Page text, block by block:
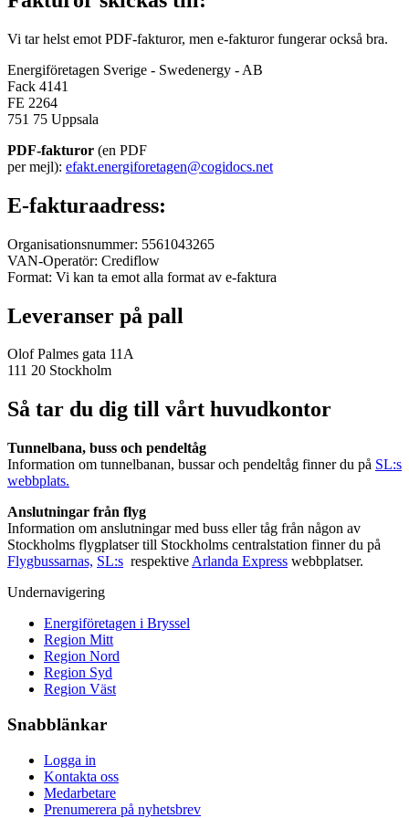
Vi tar helst emot PDF-fakturor, men e-fakturor fungerar också bra.
Energiföretagen Sverige - Swedenergy - AB
Fack 4141
FE 2264
751 75 Uppsala
PDF-fakturor (en PDF
per mejl): efakt.energiforetagen@cogidocs.net
E-fakturaadress:
Organisationsnummer: 5561043265
VAN-Operatör: Crediflow
Format: Vi kan ta emot alla format av e-faktura
Leveranser på pall
Olof Palmes gata 11A
111 20 Stockholm
Så tar du dig till vårt huvudkontor
Tunnelbana, buss och pendeltåg
Information om tunnelbanan, bussar och pendeltåg finner du på SL:s
webbplats.
Anslutningar från flyg
Information om anslutningar med buss eller tåg från någon av
Stockholms flygplatser till Stockholms centralstation finner du på
Flygbussarnas, SL:s respektive Arlanda Express webbplatser.
Undernavigering
Energiföretagen i Bryssel
Region Mitt
Region Nord
Region Syd
Region Väst
Snabblänkar
Logga in
Kontakta oss
Medarbetare
Prenumerera på nyhetsbrev